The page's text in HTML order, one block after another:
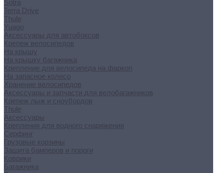
Sotra
Terra Drive
Thule
Yuago
Аксессуары для автобоксов
Крепеж велосипедов
На крышу
На крышку багажника
Крепление для велосипеда на фаркоп
На запасное колесо
Хранение велосипедов
Аксессуары и запчасти для велобагажников
Крепеж лыж и сноубордов
Thule
Аксессуары
Крепления для водного снаряжения
Серфинг
Грузовые корзины
Защита бамперов и пороги
Коврики
Багажника